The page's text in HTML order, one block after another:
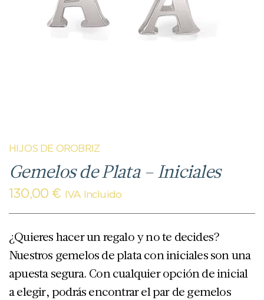
HIJOS DE OROBRIZ
Gemelos de Plata – Iniciales
130,00 € IVA Incluido
¿Quieres hacer un regalo y no te decides?
Nuestros gemelos de plata con iniciales son una
apuesta segura. Con cualquier opción de inicial
a elegir, podrás encontrar el par de gemelos